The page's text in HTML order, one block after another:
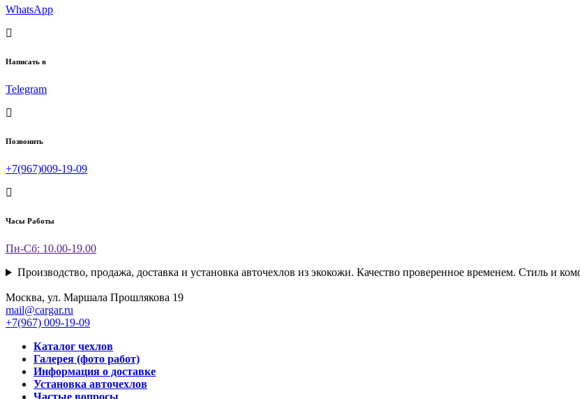
WhatsApp
Написать в
Telegram
Позвонить
+7(967)009-19-09
Часы Работы
Пн-Сб: 10.00-19.00
Производство, продажа, доставка и установка авточехлов из экокожи. Качество проверенное временем. Стиль и
Москва, ул. Маршала Прошлякова 19
mail@cargar.ru
+7(967) 009-19-09
Каталог чехлов
Галерея (фото работ)
Информация о доставке
Установка авточехлов